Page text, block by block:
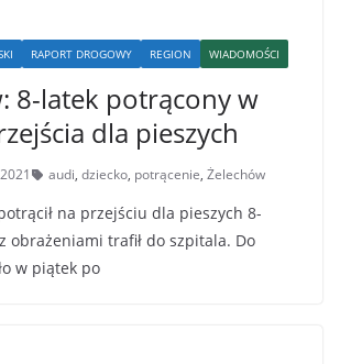
RAPORT DROGOWY REGION WIADOMOŚCI
8-latek potrącony w
dla pieszych
audi, dziecko, potrącenie, Żelechów
na przejściu dla pieszych 8-
obrażeniami trafił do szpitala. Do
w piątek po